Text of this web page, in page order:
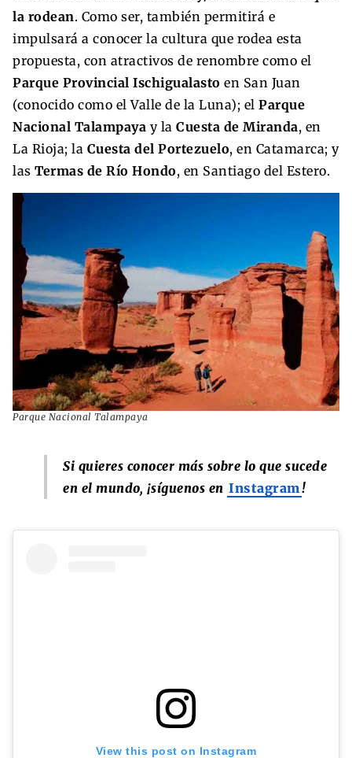
la rodean. Como ser, también permitirá e
impulsará a conocer la cultura que rodea esta
propuesta, con atractivos de renombre como el
Parque Provincial Ischigualasto en San Juan
(conocido como el Valle de la Luna); el Parque
Nacional Talampaya y la Cuesta de Miranda, en
La Rioja; la Cuesta del Portezuelo, en Catamarca; y
las Termas de Río Hondo, en Santiago del Estero.
Parque Nacional Talampaya
Si quieres conocer más sobre lo que sucede
en el mundo, ¡síguenos en Instagram!
View this post on Instagram